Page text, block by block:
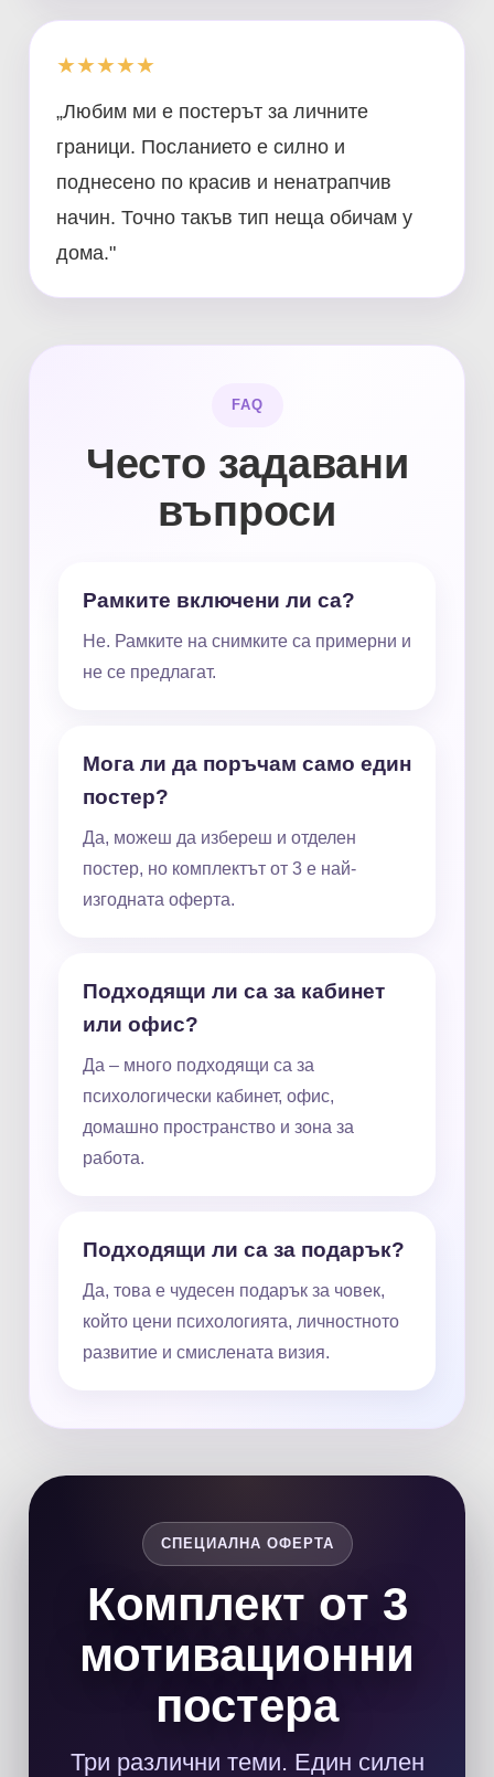
★★★★★
„Любим ми е постерът за личните
граници. Посланието е силно и
поднесено по красив и ненатрапчив
начин. Точно такъв тип неща обичам у
дома."
FAQ
Често задавани
въпроси
Рамките включени ли са?
Не. Рамките на снимките са примерни и
не се предлагат.
Мога ли да поръчам само един
постер?
Да, можеш да избереш и отделен
постер, но комплектът от 3 е най-
изгодната оферта.
Подходящи ли са за кабинет
или офис?
Да – много подходящи са за
психологически кабинет, офис,
домашно пространство и зона за
работа.
Подходящи ли са за подарък?
Да, това е чудесен подарък за човек,
който цени психологията, личностното
развитие и смислената визия.
СПЕЦИАЛНА ОФЕРТА
Комплект от 3
мотивационни
постера
Три различни теми. Един силен